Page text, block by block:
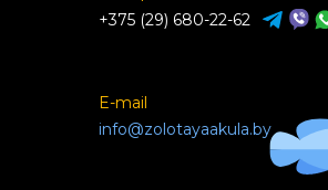
+375 (29) 680-22-62
E-mail
info@zolotayaakula.by